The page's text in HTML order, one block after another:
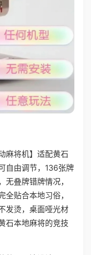
麻将机】适配黄石
自由调节，136张牌
叠牌错牌情况，
贴合本地习俗，
发烫，桌面哑光材
石本地麻将的竞技